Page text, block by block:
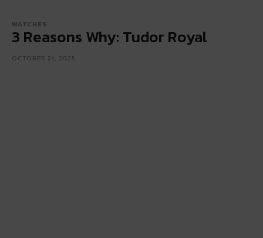
WATCHES
3 Reasons Why: Tudor Royal
OCTOBER 21, 2025